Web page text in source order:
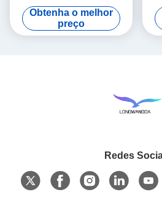
da decocção do saquinho de
chá
Obtenha o melhor
preço
Redes